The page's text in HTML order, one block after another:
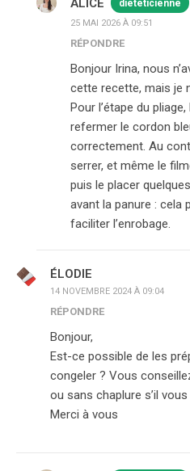
ALICE diététicienne
25 MAI 2026 À 09:51
RÉPONDRE
Bonjour Irina, nous
cette recette, mais je
Pour l’étape du
refermer le cordon
correctement. Au
serrer, et même le
puis le placer
avant la panure : cela
faciliter l’enrobage.
ÉLODIE
14 NOVEMBRE 2024 À 09:04
RÉPONDRE
Bonjour,
Est-ce possible de les
congeler ? Vous
ou sans chaplure s’il
Merci à vous